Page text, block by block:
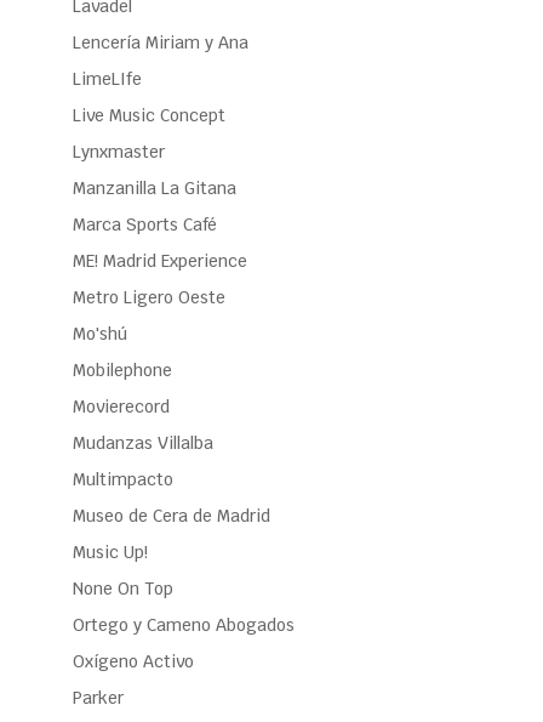
Lavadel
Lencería Miriam y Ana
LimeLIfe
Live Music Concept
Lynxmaster
Manzanilla La Gitana
Marca Sports Café
ME! Madrid Experience
Metro Ligero Oeste
Mo'shú
Mobilephone
Movierecord
Mudanzas Villalba
Multimpacto
Museo de Cera de Madrid
Music Up!
None On Top
Ortego y Cameno Abogados
Oxígeno Activo
Parker